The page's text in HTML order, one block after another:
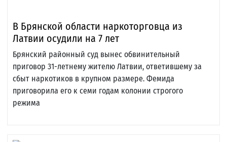
В Брянской области наркоторговца из
Латвии осудили на 7 лет
Брянский районный суд вынес обвинительный
приговор 31-летнему жителю Латвии, ответившему за
сбыт наркотиков в крупном размере. Фемида
приговорила его к семи годам колонии строгого
режима